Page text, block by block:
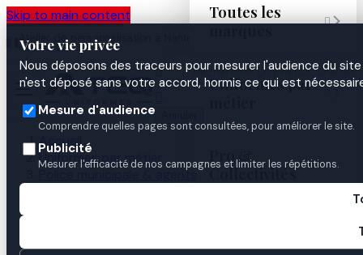
Skip to main content
Votre vie privée
Nous déposons des traceurs pour mesurer l'audience du
n'est déposé sans votre accord, hormis ce qui est
Mesure d'audience
Comprendre quelles pages sont consultées, pour améliorer le site.
Publicité
Mesurer l'efficacité de nos campagnes et limiter les répétitions.
Atelier de personnalisation à Nantes
depuis 2003

Toutes les
marques

Uniformes par
Pro &
Collectivités
Accueil
Uniformes par métier
Police municipale & agents